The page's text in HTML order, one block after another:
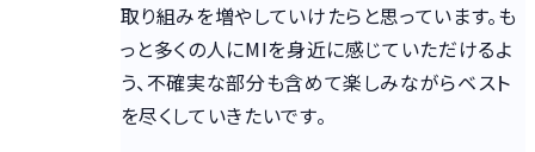
取り組みを増やしていけたらと思っています。も
っと多くの人にMIを身近に感じていただけるよ
う、不確実な部分も含めて楽しみながらベスト
を尽くしていきたいです。